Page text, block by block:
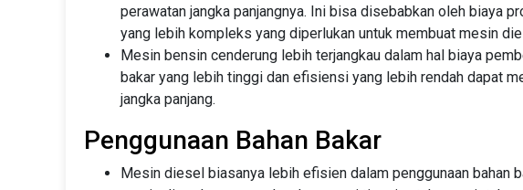
perawatan jangka panjangnya. Ini bisa disebabkan oleh biaya
yang lebih kompleks yang diperlukan untuk membuat mesin
Mesin bensin cenderung lebih terjangkau dalam hal biaya
bakar yang lebih tinggi dan efisiensi yang lebih rendah dapat
jangka panjang.
Penggunaan Bahan Bakar
Mesin diesel biasanya lebih efisien dalam penggunaan bahan